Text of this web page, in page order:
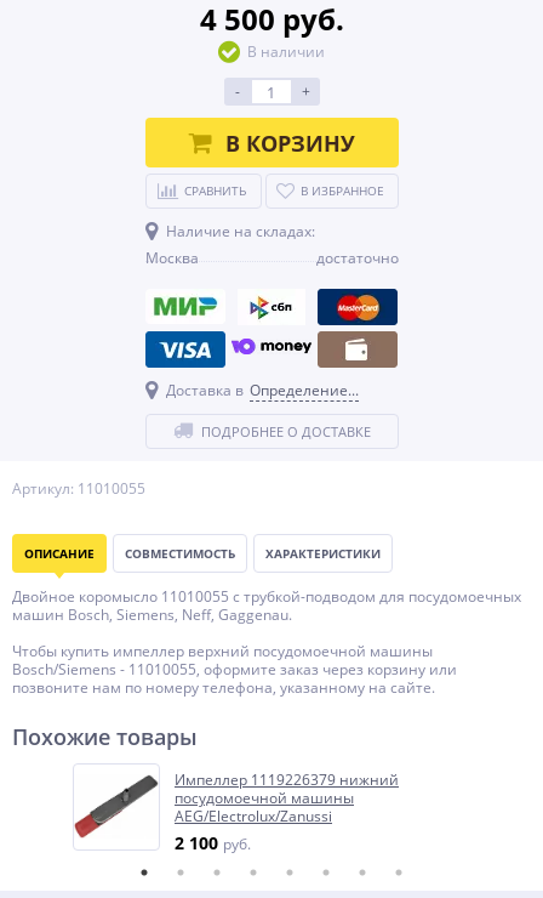
Артикул: 11010055
4 500 руб.
В наличии
-
+
В КОРЗИНУ
СРАВНИТЬ В ИЗБРАННОЕ
Наличие на складах:
Москва
достаточно
Доставка в Определение...
ПОДРОБНЕЕ О ДОСТАВКЕ
ОПИСАНИЕ СОВМЕСТИМОСТЬ ХАРАКТЕРИСТИКИ
Двойное коромысло 11010055 с трубкой-подводом для посудомоечных
машин Bosch, Siemens, Neff, Gaggenau.
Чтобы купить импеллер верхний посудомоечной машины
Bosch/Siemens - 11010055, оформите заказ через корзину или
позвоните нам по номеру телефона, указанному на сайте.
Похожие товары
Импеллер 1119226379 нижний
посудомоечной машины
AEG/Electrolux/Zanussi
2 100 руб.